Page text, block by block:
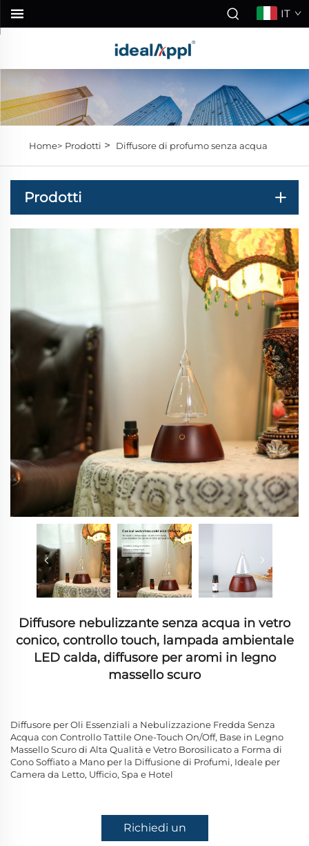
IT
Home> Prodotti > Diffusore di profumo senza acqua
Prodotti
Diffusore nebulizzante senza acqua in vetro
conico, controllo touch, lampada ambientale
LED calda, diffusore per aromi in legno
massello scuro
Diffusore per Oli Essenziali a Nebulizzazione Fredda Senza
Acqua con Controllo Tattile One-Touch On/Off, Base in Legno
Massello Scuro di Alta Qualità e Vetro Borosilicato a Forma di
Cono Soffiato a Mano per la Diffusione di Profumi, Ideale per
Camera da Letto, Ufficio, Spa e Hotel
Richiedi un